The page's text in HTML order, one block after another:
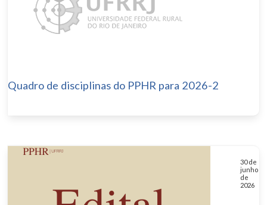
Quadro de disciplinas do PPHR para 2026-2
30 de
junho
de
2026